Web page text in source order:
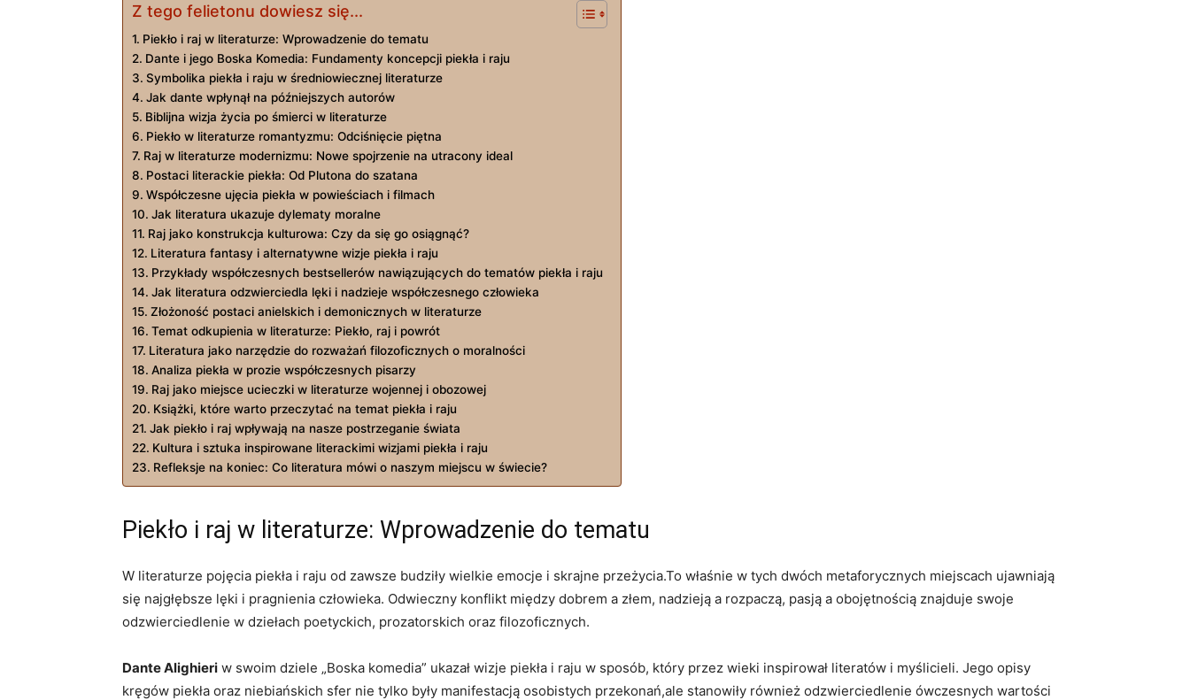
Z tego felietonu dowiesz się...
Piekło i ‍raj w ‍literaturze:⁤ Wprowadzenie do tematu
Dante ‌i jego Boska Komedia: ⁤Fundamenty koncepcji piekła i raju
Symbolika piekła i raju w średniowiecznej ‍literaturze
Jak dante wpłynął na późniejszych autorów
Biblijna ⁢wizja życia po śmierci w literaturze
Piekło w literaturze romantyzmu: Odciśnięcie piętna
Raj w literaturze ⁢modernizmu: Nowe spojrzenie na‌ utracony ideal
Postaci literackie ⁤piekła: Od⁤ Plutona‍ do szatana
Współczesne ujęcia ⁢piekła w⁤ powieściach i filmach
Jak literatura ukazuje dylematy moralne
Raj jako konstrukcja kulturowa: Czy da się go⁣ osiągnąć?
Literatura fantasy​ i ⁢alternatywne wizje piekła i raju
Przykłady współczesnych bestsellerów nawiązujących do tematów piekła⁣ i raju
Jak literatura ‌odzwierciedla lęki ⁤i nadzieje współczesnego człowieka
Złożoność postaci anielskich i⁣ demonicznych w ⁣literaturze
Temat‌ odkupienia w⁢ literaturze: Piekło, raj i powrót
Literatura jako narzędzie⁣ do rozważań filozoficznych⁣ o moralności
Analiza piekła w prozie współczesnych⁣ pisarzy
Raj jako⁢ miejsce ucieczki w literaturze wojennej i obozowej
Książki, ‌które ⁤warto przeczytać na temat⁢ piekła i raju
Jak piekło i raj wpływają na nasze‌ postrzeganie świata
Kultura i sztuka inspirowane literackimi wizjami piekła i raju
Refleksje na koniec: ​Co literatura mówi‌ o naszym miejscu⁤ w świecie?
Piekło i ‍raj w ‍literaturze:⁤ Wprowadzenie do tematu
W⁣ literaturze⁤ pojęcia piekła i raju od zawsze⁢ budziły wielkie emocje i skrajne przeżycia.To właśnie w tych dwóch⁣ metaforycznych miejscach‌ ujawniają⁤
się⁣ najgłębsze ​lęki i pragnienia‍ człowieka. Odwieczny konflikt ⁣między dobrem a złem, nadzieją a rozpaczą, pasją ‌a ⁣obojętnością znajduje swoje
odzwierciedlenie ⁣w dziełach poetyckich, ​prozatorskich oraz filozoficznych.
Dante‌ Alighieri ⁢w swoim dziele „Boska komedia” ‍ukazał wizje piekła i raju w sposób, który ⁣przez​ wieki inspirował literatów i myślicieli. Jego opisy‌
kręgów piekła oraz niebiańskich sfer nie tylko były manifestacją osobistych przekonań,ale stanowiły‍ również⁢ odzwierciedlenie ówczesnych ​wartości